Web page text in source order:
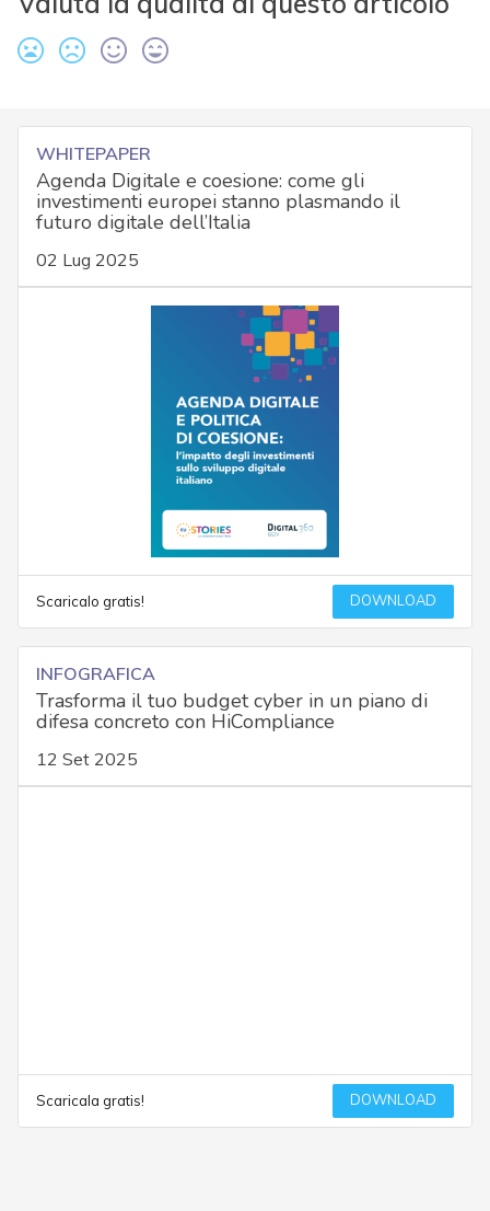
WHITEPAPER
Agenda Digitale e coesione: come gli
investimenti europei stanno plasmando il
futuro digitale dell’Italia
02 Lug 2025
Scaricalo gratis! DOWNLOAD
INFOGRAFICA
Trasforma il tuo budget cyber in un piano di
difesa concreto con HiCompliance
12 Set 2025
Scaricala gratis! DOWNLOAD